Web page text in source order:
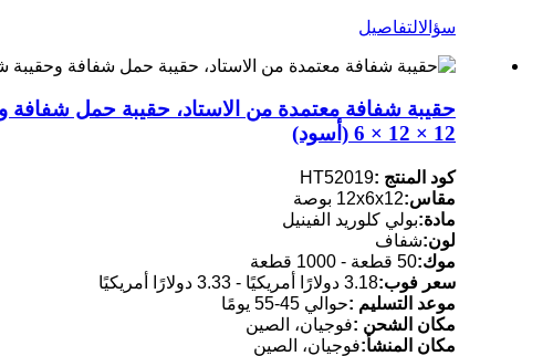
سؤالالتفاصيل
حقيبة شفافة معتمدة من الاستاد، حقيبة حمل شفافة
12 × 12 × 6 (أسود)
كود المنتج :HT52019
مقاس:12x6x12 بوصة
مادة:بولي كلوريد الفينيل
لون:شفاف
موك:50 قطعة - 1000 قطعة
سعر فوب:3.18 دولارًا أمريكيًا - 3.33 دولارًا أمريكيًا
موعد التسليم :حوالي 45-55 يومًا
مكان الشحن :فوجيان، الصين
مكان المنشأ:فوجيان، الصين